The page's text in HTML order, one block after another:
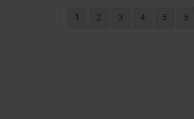
1 2 3 4 5 6